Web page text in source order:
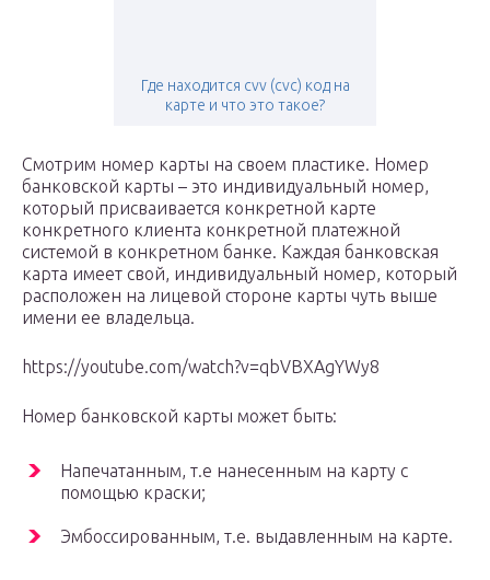
Где находится cvv (cvc) код на
карте и что это такое?
Смотрим номер карты на своем пластике. Номер
банковской карты – это индивидуальный номер,
который присваивается конкретной карте
конкретного клиента конкретной платежной
системой в конкретном банке. Каждая банковская
карта имеет свой, индивидуальный номер, который
расположен на лицевой стороне карты чуть выше
имени ее владельца.
https://youtube.com/watch?v=qbVBXAgYWy8
Номер банковской карты может быть:
Напечатанным, т.е нанесенным на карту с
помощью краски;
Эмбоссированным, т.е. выдавленным на карте.